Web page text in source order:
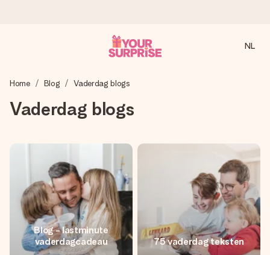
We maken jouw cadeau met zorg en zorgen dat het
het juiste moment, wanneer het het meeste betekent.
4,8 (gebaseerd op +8.000 reviews)
Onze cadeaus worden gewaardeerd. Klanten beoordelen
ons met een 4,7 op Google Reviews
Gratis wenskaartje
NL
Home Blog Vaderdag blogs
Vaderdag blogs
Blog - lastminute
vaderdagcadeau
75 vaderdag teksten